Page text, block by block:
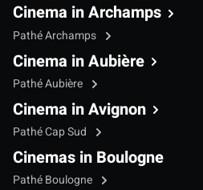
Cinema in Archamps
Pathé Archamps
Cinema in Aubière
Pathé Aubière
Cinema in Avignon
Pathé Cap Sud
Cinemas in Boulogne
Pathé Boulogne